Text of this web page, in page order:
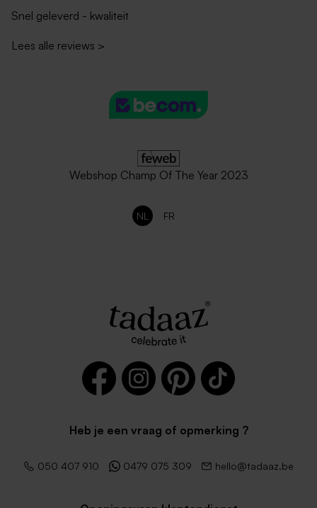
Snel geleverd - kwaliteit
Lees alle reviews >
Webshop Champ Of The Year 2023
NL FR
Heb je een vraag of opmerking ?
050 407 910 0479 075 309 hello@tadaaz.be